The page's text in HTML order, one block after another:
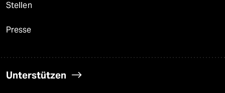
Stellen
Presse
Unterstützen